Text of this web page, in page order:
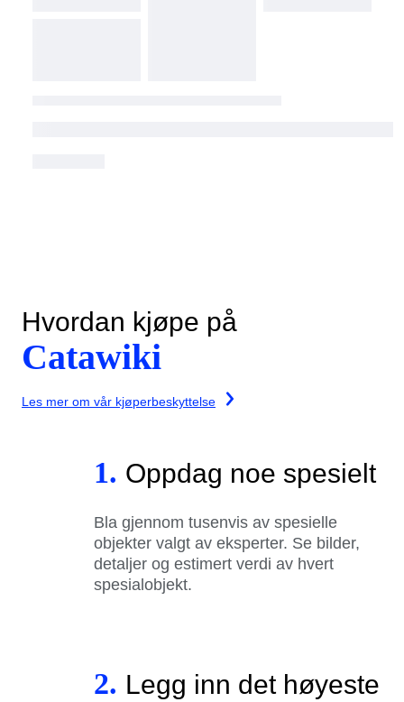
Hvordan kjøpe på
Catawiki
Les mer om vår kjøperbeskyttelse
1. Oppdag noe spesielt
Bla gjennom tusenvis av spesielle
objekter valgt av eksperter. Se bilder,
detaljer og estimert verdi av hvert
spesialobjekt.
2. Legg inn det høyeste